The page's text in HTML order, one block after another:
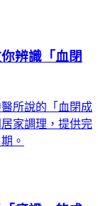
辨識「血閉
所說的「血閉成
家調理，提供完
。